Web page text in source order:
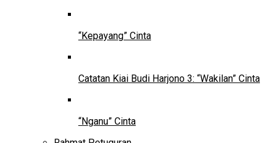
“Kepayang” Cinta
Catatan Kiai Budi Harjono 3: “Wakilan” Cinta
“Nganu” Cinta